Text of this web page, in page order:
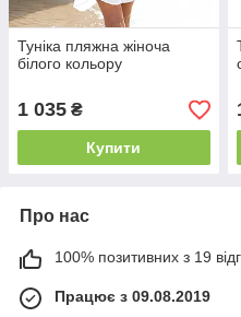
Туніка пляжна жіноча
білого кольору
1 035 ₴
Купити
Про нас
100% позитивних з 19
Працює з 09.08.2019